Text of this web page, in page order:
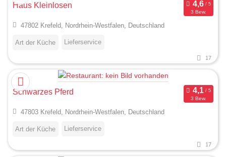
Haus Kleinlosen
3 Bew.
47802 Krefeld, Nordrhein-Westfalen, Deutschland
Art der Küche Lieferservice
17
Schwarzes Pferd
3 Bew.
47803 Krefeld, Nordrhein-Westfalen, Deutschland
Art der Küche Lieferservice
17